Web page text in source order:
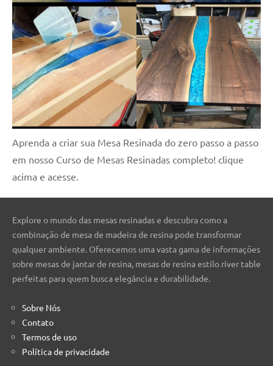
Aprenda a criar sua Mesa Resinada do zero passo a passo
em nosso Curso de Mesas Resinadas completo! clique
acima e acesse.
Explore o mundo das mesas resinadas e descubra como a
combinação de mesa de madeira de resina pode transformar
qualquer ambiente. Oferecemos uma vasta gama de informações
sobre mesas de jantar de resina, mesas de resina estilo river table
perfeitas para quem busca elegância e durabilidade.
Sobre Nós
Contato
Termos de uso
Política de privacidade